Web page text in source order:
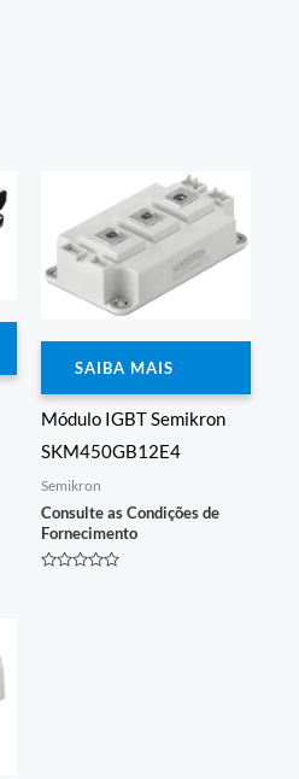
SAIBA MAIS
Módulo IGBT Semikron
SKM450GB12E4
Semikron
Consulte as Condições de
Fornecimento